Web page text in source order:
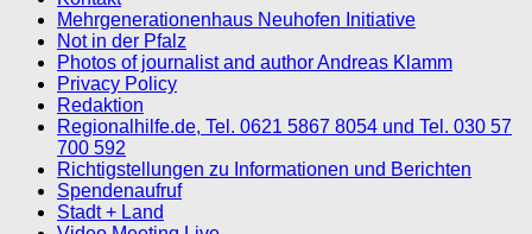
Mehrgenerationenhaus Neuhofen Initiative
Not in der Pfalz
Photos of journalist and author Andreas Klamm
Privacy Policy
Redaktion
Regionalhilfe.de, Tel. 0621 5867 8054 und Tel. 030 57
700 592
Richtigstellungen zu Informationen und Berichten
Spendenaufruf
Stadt + Land